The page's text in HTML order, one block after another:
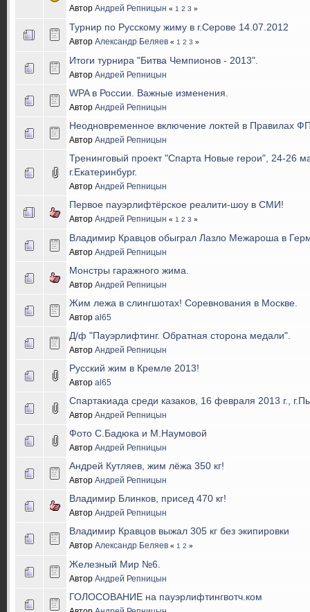
Автор Андрей Репницын « 1 2 3 »
Турнир по Русскому жиму в г.Серове 14.07.2012
Автор Александр Беляев « 1 2 3 »
Итоги турнира "Битва Чемпионов - 2013".
Автор Андрей Репницын
WPA в России. Важные изменения.
Автор Андрей Репницын
Неодновременное включение локтей в Правилах
Автор Андрей Репницын
Тренинговый проект "Спарта Новые герои", 24-26
г.Екатеринбург.
Автор Андрей Репницын
Первое пауэрлифтёрское реалити-шоу в СМИ!
Автор Андрей Репницын « 1 2 3 »
Владимир Кравцов обыграл Лазло Межароша в
Автор Андрей Репницын
Монстры гаражного жима.
Автор Андрей Репницын
Жим лежа в слингшотах! Соревнования в Москве.
Автор al65
Д/ф "Пауэрлифтинг. Обратная сторона медали".
Автор Андрей Репницын
Русский жим в Кремле 2013!
Автор al65
Спартакиада среди казаков, 16 февраля 2013 г.,
Автор Андрей Репницын
Фото С.Бадюка и М.Наумовой
Автор Андрей Репницын
Андрей Кутляев, жим лёжа 350 кг!
Автор Андрей Репницын
Владимир Блинков, присед 470 кг!
Автор Андрей Репницын
Владимир Кравцов выжал 305 кг без экипировки
Автор Александр Беляев « 1 2 »
Железный Мир №6.
Автор Андрей Репницын
ГОЛОСОВАНИЕ на пауэрлифтингвотч.ком